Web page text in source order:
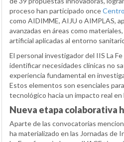
proceso han participado once
como AIDIMME, AIJU o AIMPLAS,
avanzadas en áreas como
artificial aplicadas al entorno
El personal investigador del IIS La
identificar necesidades clínicas no
experiencia fundamental en
Estos elementos son esenciales
tecnológico hacia un impacto real en
Nueva etapa colaborativa
Aparte de las convocatorias
ha materializado en las Jornadas de